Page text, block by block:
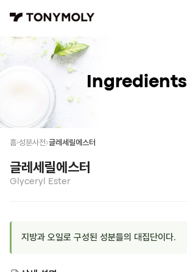
Ingredients
홈 성분사전 글레세릴에스터
글레세릴에스터
Glyceryl Ester
지방과 오일로 구성된 성분들의 대집단이다.